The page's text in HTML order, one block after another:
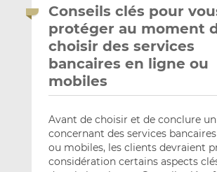
Conseils clés pour
protéger au moment
choisir des services
bancaires en ligne ou
mobiles
Avant de choisir et de conclure
concernant des services
ou mobiles, les clients devraient
considération certains aspects